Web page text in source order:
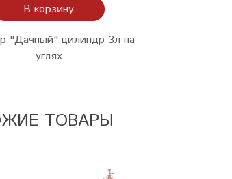
В корзину
"Дачный" цилиндр 3л на
углях
ТОВАРЫ